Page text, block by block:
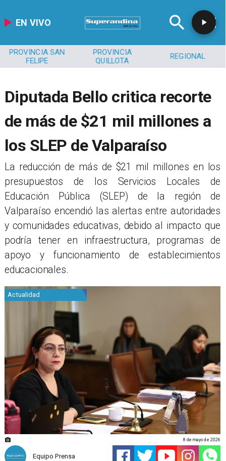
EN VIVO
PROVINCIA SAN
FELIPE
PROVINCIA
QUILLOTA
REGIONAL
Diputada Bello critica recorte
de más de $21 mil millones a
los SLEP de Valparaíso
​La reducción de más de $21 mil millones en los
presupuestos de los Servicios Locales de
Educación Pública (SLEP) de la región de
Valparaíso encendió las alertas entre autoridades
y comunidades educativas, debido al impacto que
podría tener en infraestructura, programas de
apoyo y funcionamiento de establecimientos
educacionales.
Actualidad
Equipo Prensa
8 de mayo de 2026